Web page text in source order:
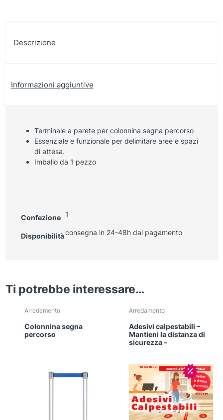
Descrizione
Informazioni aggiuntive
Terminale a parete per colonnina segna percorso
Essenziale e funzionale per delimitare aree e spazi
di attesa.
Imballo da 1 pezzo
Confezione 1
Disponibilitàconsegna in 24-48h dal pagamento
Ti potrebbe interessare…
Arredamento
Colonnina segna
percorso
Arredamento
Adesivi calpestabili –
Mantieni la distanza di
sicurezza –
In